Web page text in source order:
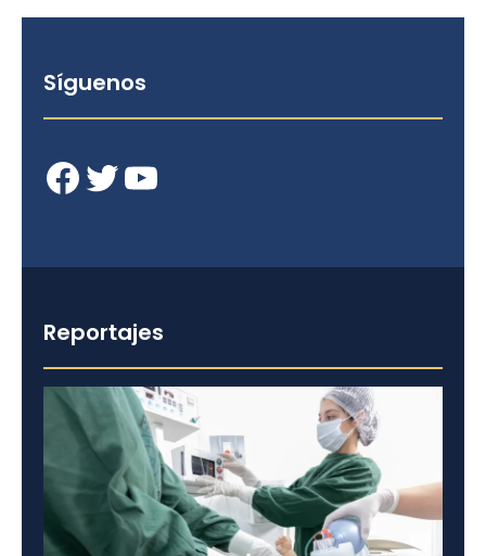
Síguenos
Facebook Twitter YouTube
Reportajes